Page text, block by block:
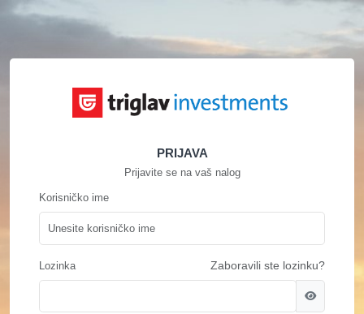
PRIJAVA
Prijavite se na vaš nalog
Korisničko ime
Zaboravili ste lozinku?
Lozinka